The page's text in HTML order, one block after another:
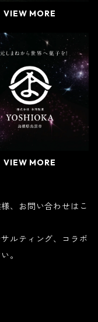
VIEW MORE
VIEW MORE
、お問い合わせはこ
ルティング、コラボ
。